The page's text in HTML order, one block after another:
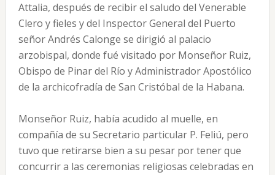
Attalia, después de recibir el saludo del Venerable
Clero y fieles y del Inspector General del Puerto
señor Andrés Calonge se dirigió al palacio
arzobispal, donde fué visitado por Monseñor Ruiz,
Obispo de Pinar del Río y Administrador Apostólico
de la archicofradía de San Cristóbal de la Habana.
Monseñor Ruiz, había acudido al muelle, en
compañía de su Secretario particular P. Feliú, pero
tuvo que retirarse bien a su pesar por tener que
concurrir a las ceremonias religiosas celebradas en